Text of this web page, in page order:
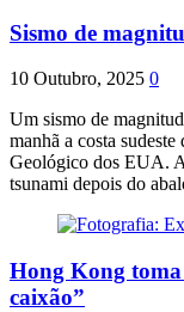
Sismo de
10 Outubro, 2025 0
Um sismo de
manhã a costa
Geológico dos EUA.
tsunami depois do
Hong Kong toma
caixão”